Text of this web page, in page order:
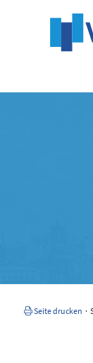
Seite drucken ·